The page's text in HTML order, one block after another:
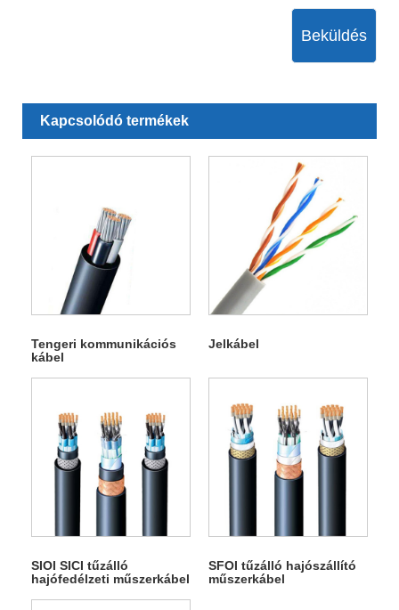
Beküldés
Kapcsolódó termékek
Tengeri kommunikációs
kábel
Jelkábel
SIOI SICI tűzálló
hajófedélzeti műszerkábel
SFOI tűzálló hajószállító
műszerkábel